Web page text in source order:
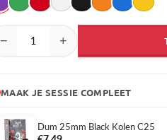
− +
MAAK JE SESSIE COMPLEET
Dum 25mm Black Kolen C25